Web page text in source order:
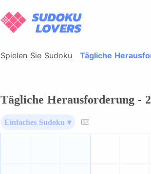
Spielen Sie Sudoku Tägliche
Tägliche Herausforderung -
Einfaches Sudoku ▾